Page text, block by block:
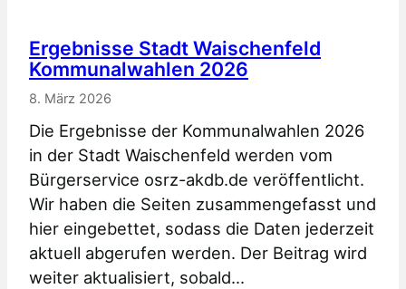
Ergebnisse Stadt Waischenfeld
Kommunalwahlen 2026
8. März 2026
Die Ergebnisse der Kommunalwahlen 2026
in der Stadt Waischenfeld werden vom
Bürgerservice osrz-akdb.de veröffentlicht.
Wir haben die Seiten zusammengefasst und
hier eingebettet, sodass die Daten jederzeit
aktuell abgerufen werden. Der Beitrag wird
weiter aktualisiert, sobald…